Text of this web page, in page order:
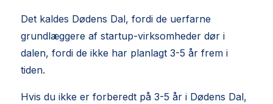
Det kaldes Dødens Dal, fordi de uerfarne
grundlæggere af startup-virksomheder dør i
dalen, fordi de ikke har planlagt 3-5 år frem i
tiden.
Hvis du ikke er forberedt på 3-5 år i Dødens Dal,